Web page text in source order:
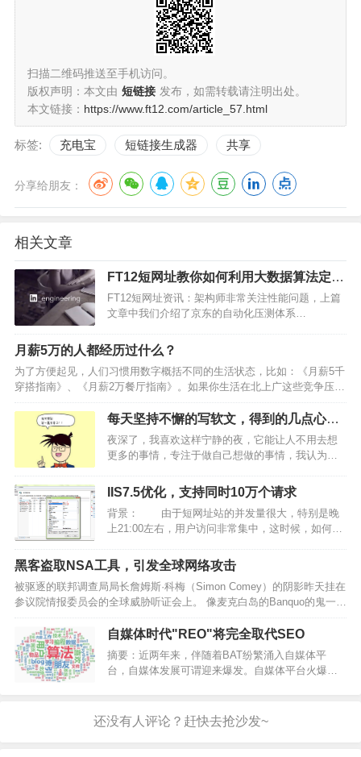
扫描二维码推送至手机访问。
版权声明：本文由 短链接 发布，如需转载请注明出处。
本文链接： https://www.ft12.com/article_57.html
标签: 充电宝 短链接生成器 共享
分享给朋友：
相关文章
FT12短网址教你如何利用大数据算法定位
网站性能瓶颈(BOSS)
FT12短网址资讯：架构师非常关注性能问题，上篇
文章中我们介绍了京东的自动化压测体系
绍如何通过大数据算法来分析调用数据，自动定位
性能瓶颈。本文由高可用架构翻译。背景我们 FT…
月薪5万的人都经历过什么？
为了方便起见，人们习惯用数字概括不同的生活状态，比如：《月薪5千
穿搭指南》、《月薪2万餐厅指南》。如果你生活在北上广这些竞争压力
较大的城市，会发现这类流行的指南所覆盖的人群，大多对自己的薪资
并不满意。很多年轻人在新世相后台焦虑地留言，描述自…
每天坚持不懈的写软文，得到的几点心得
感悟
夜深了，我喜欢这样宁静的夜，它能让人不用去想
更多的事情，专注于做自己想做的事情，我认为是
听》节目，听这个节目已经有一段时间了，虽然每
天只有那么短短的几分钟，但是那些字眼确实令我
欲罢不能，听完几分钟的…
IIS7.5优化，支持同时10万个请求
背景： 由于短网址站的并发量很大，特别是晚
上21:00左右，用户访问非常集中，这时候，如何解
…
黑客盗取NSA工具，引发全球网络攻击
被驱逐的联邦调查局局长詹姆斯·科梅（Simon Comey）的阴影昨天挂在
参议院情报委员会的全球威胁听证会上。 像麦克白岛的Banquo的鬼一
样，Comey的缺席无处不在。 但这不是当今最超现实的方面。 这是在
内部威胁越来越严重和可怕的时候…自媒体时代"REO"将完全取代SEO
摘要：近两年来，伴随着BAT纷繁涌入自媒体平
台，自媒体发展可谓迎来爆发。自媒体平台火爆起
的、个性化的信息，提供连接人与信息的新型服
务，是国内移动互联网领域…